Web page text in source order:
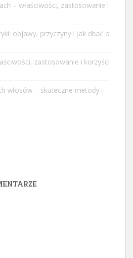
– właściwości, zastosowanie i
objawy, przyczyny i jak dbać o
zastosowanie i korzyści
włosów – skuteczne metody i